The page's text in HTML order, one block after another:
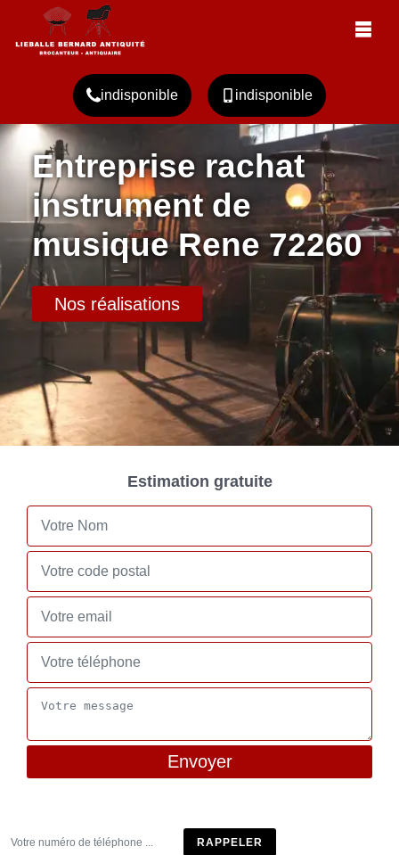
indisponible indisponible
Entreprise rachat
instrument de
musique Rene 72260
Nos réalisations
Estimation gratuite